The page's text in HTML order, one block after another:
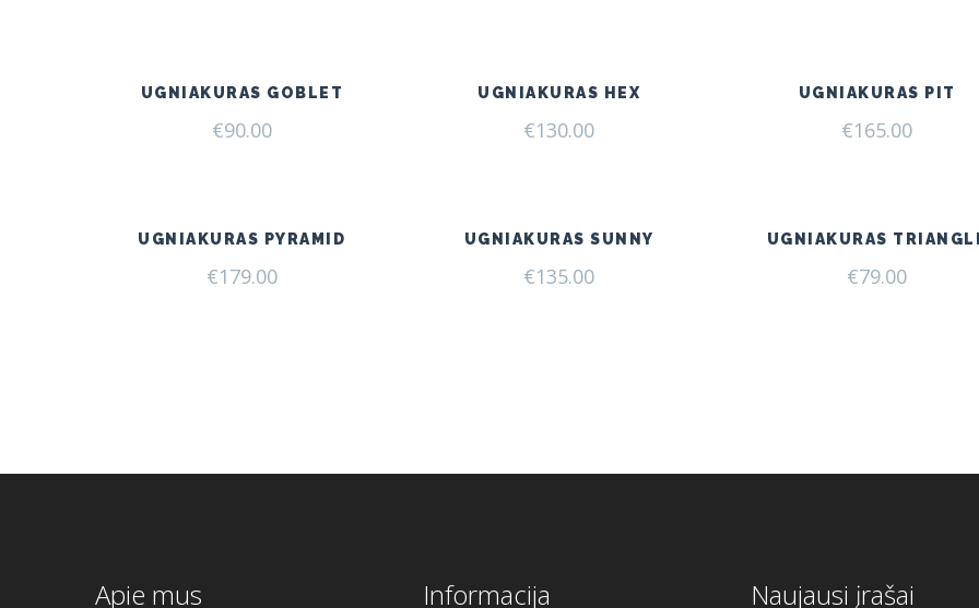
UGNIAKURAS GOBLET
€90.00
UGNIAKURAS HEX
€130.00
UGNIAKURAS PIT
€165.00
UGNIAKURAS PYRAMID
€179.00
UGNIAKURAS SUNNY
€135.00
UGNIAKURAS
€79.00
Apie mus Informacija Naujausi įrašai